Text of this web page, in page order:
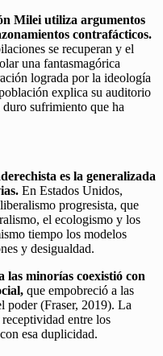
Milei utiliza argumentos
contrafácticos.
se recuperan y el
una fantasmagórica
lograda por la ideología
explica su auditorio
duro sufrimiento que ha
es la generalizada
En Estados Unidos,
progresista, que
el ecologismo y los
tiempo los modelos
y desigualdad.
las minorías coexistió con
que empobreció a las
poder (Fraser, 2019). La
entre los
esa duplicidad.